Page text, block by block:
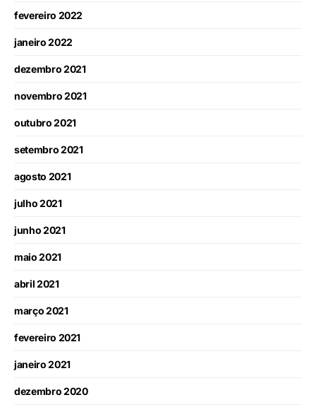
fevereiro 2022
janeiro 2022
dezembro 2021
novembro 2021
outubro 2021
setembro 2021
agosto 2021
julho 2021
junho 2021
maio 2021
abril 2021
março 2021
fevereiro 2021
janeiro 2021
dezembro 2020